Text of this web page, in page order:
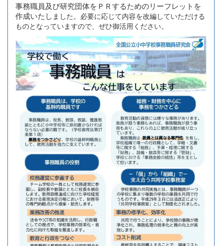
事務職員及び研究団体をＰＲするためのリーフレットを
作成いたし ました。必要に応じて内容を改編していただける
ものとなっていますので、ぜひ御活用ください。